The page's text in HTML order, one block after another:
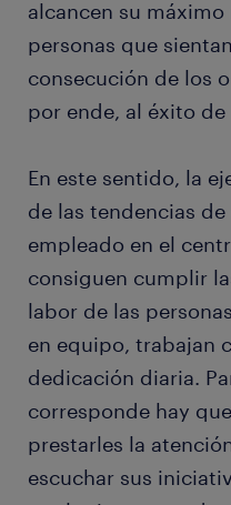
alcancen su
personas que
consecución de los
por ende, al éxito de
En este sentido, la
de las tendencias
empleado en el
consiguen cumplir
labor de las
en equipo, trabajan
dedicación diaria.
corresponde hay
prestarles la
escuchar sus